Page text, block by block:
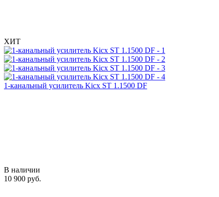
ХИТ
1-канальный усилитель Kicx ST 1.1500 DF
В наличии
10 900 руб.